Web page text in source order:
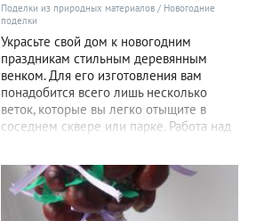
Поделки из природных материалов / Новогодние
поделки
Украсьте свой дом к новогодним
праздникам стильным деревянным
венком. Для его изготовления вам
понадобится всего лишь несколько
веток, которые вы легко отыщите в
соседнем сквере или парке. Работа над